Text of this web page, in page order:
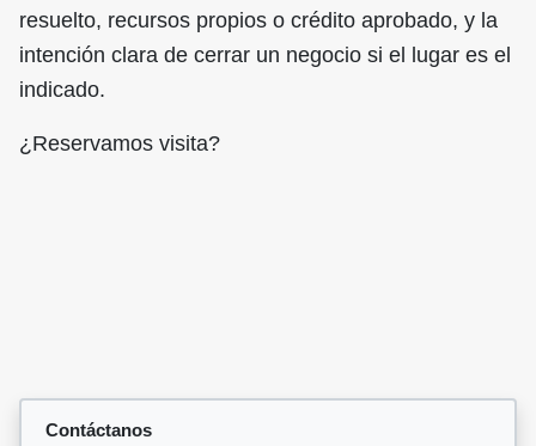
resuelto, recursos propios o crédito aprobado, y la
intención clara de cerrar un negocio si el lugar es el
indicado.
¿Reservamos visita?
Contáctanos